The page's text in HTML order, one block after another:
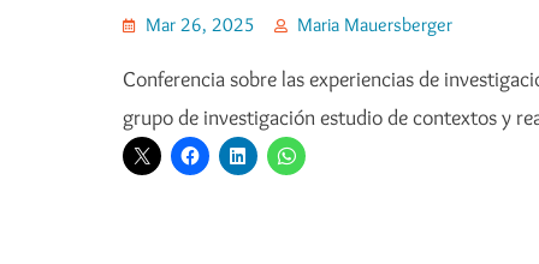
Mar 26, 2025 Maria Mauersberger
Conferencia sobre las experiencias de
grupo de investigación estudio de contextos y